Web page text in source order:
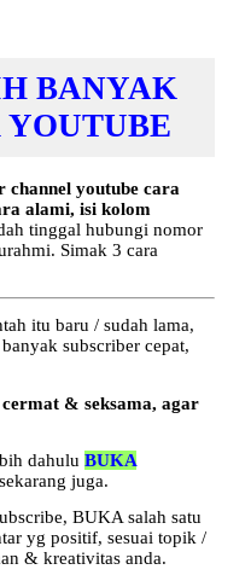
BANYAK
YOUTUBE
channel youtube cara
alami, isi kolom
tinggal hubungi nomor
Simak 3 cara
itu baru / sudah lama,
subscriber cepat,
& seksama, agar
dahulu BUKA
juga.
BUKA salah satu
yg positif, sesuai topik /
& kreativitas anda.